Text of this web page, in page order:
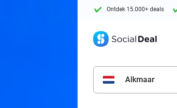
Ontdek 15.000+ deals
Alkmaar